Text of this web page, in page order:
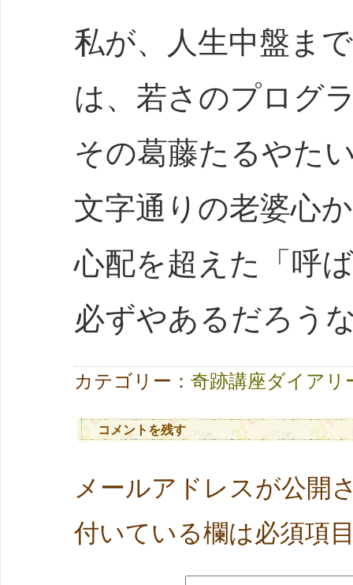
私が、人生中盤ま
は、若さのプログ
その葛藤たるやた
文字通りの老婆心
心配を超えた「呼
必ずやあるだろう
カテゴリー： 奇跡講座ダイアリ
コメントを残す
メールアドレスが公開
付いている欄は必須項